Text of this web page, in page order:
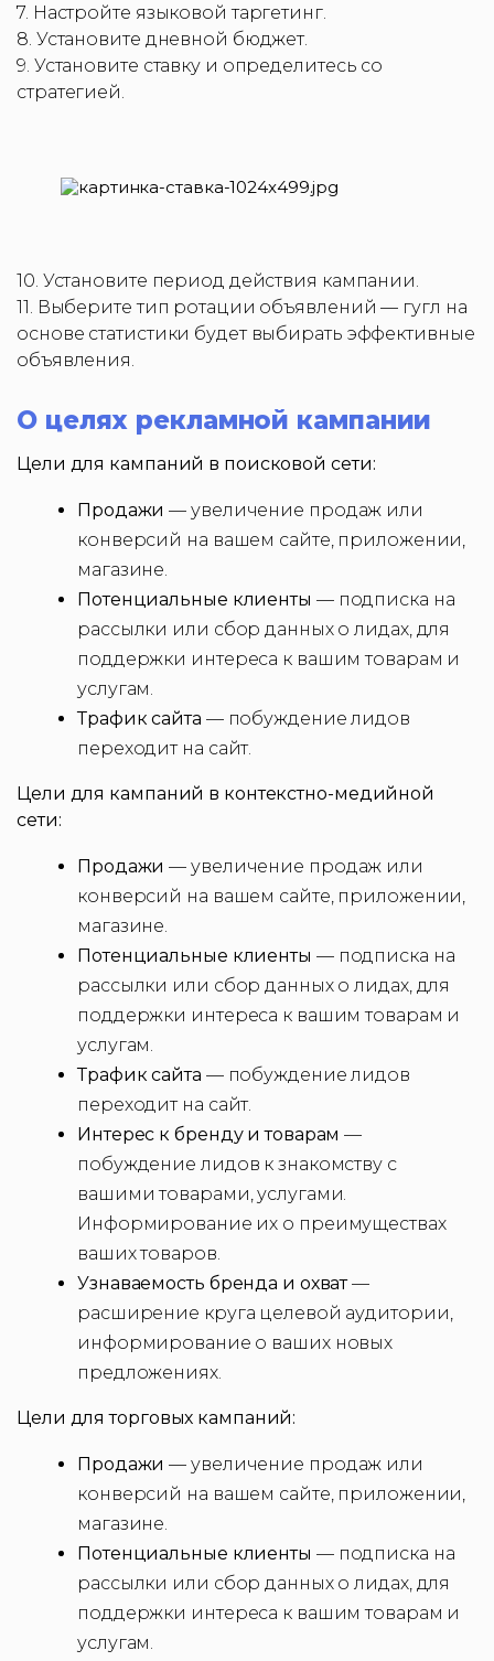
7. Настройте языковой таргетинг.
8. Установите дневной бюджет.
9. Установите ставку и определитесь со
стратегией.
10. Установите период действия кампании.
11. Выберите тип ротации объявлений — гугл на
основе статистики будет выбирать эффективные
объявления.
О целях рекламной кампании
Цели для кампаний в поисковой сети:
Продажи— увеличение продаж или
конверсий на вашем сайте, приложении,
магазине.
Потенциальные клиенты — подписка на
рассылки или сбор данных о лидах, для
поддержки интереса к вашим товарам и
услугам.
Трафик сайта — побуждение лидов
переходит на сайт.
Цели для кампаний в контекстно-медийной
сети:
Продажи— увеличение продаж или
конверсий на вашем сайте, приложении,
магазине.
Потенциальные клиенты — подписка на
рассылки или сбор данных о лидах, для
поддержки интереса к вашим товарам и
услугам.
Трафик сайта — побуждение лидов
переходит на сайт.
Интерес к бренду и товарам—
побуждение лидов к знакомству с
вашими товарами, услугами.
Информирование их о преимуществах
ваших товаров.
Узнаваемость бренда и охват—
расширение круга целевой аудитории,
информирование о ваших новых
предложениях.
Цели для торговых кампаний:
Продажи— увеличение продаж или
конверсий на вашем сайте, приложении,
магазине.
Потенциальные клиенты — подписка на
рассылки или сбор данных о лидах, для
поддержки интереса к вашим товарам и
услугам.